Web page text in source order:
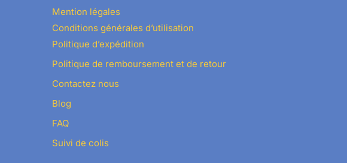
Mention légales
Conditions générales d’utilisation
Politique d’expédition
Politique de remboursement et de retour
Contactez nous
Blog
FAQ
Suivi de colis